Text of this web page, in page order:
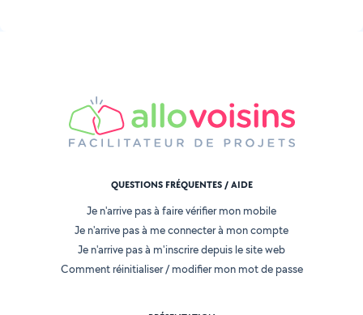
QUESTIONS FRÉQUENTES / AIDE
Je n'arrive pas à faire vérifier mon mobile
Je n'arrive pas à me connecter à mon compte
Je n'arrive pas à m'inscrire depuis le site web
Comment réinitialiser / modifier mon mot de passe